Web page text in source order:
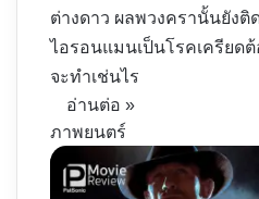
ต่างดาว ผลพวงครานั้นยังติ
ไอรอนแมนเป็นโรคเครียดต้
จะทำเช่นไร
อ่านต่อ »
ภาพยนตร์